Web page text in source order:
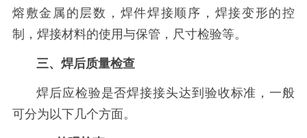
熔敷金属的层数，焊件焊接顺序，焊接变形的控
制，焊接材料的使用与保管，尺寸检验等。
三、焊后质量检查
焊后应检验是否焊接接头达到验收标准，一般
可分为以下几个方面。